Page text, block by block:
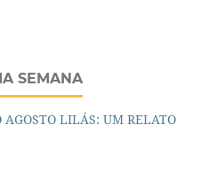
SEMANA
AGOSTO LILÁS: UM RELATO